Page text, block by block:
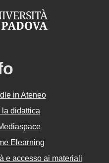
in Ateneo
didattica
Elearning
e accesso ai materiali